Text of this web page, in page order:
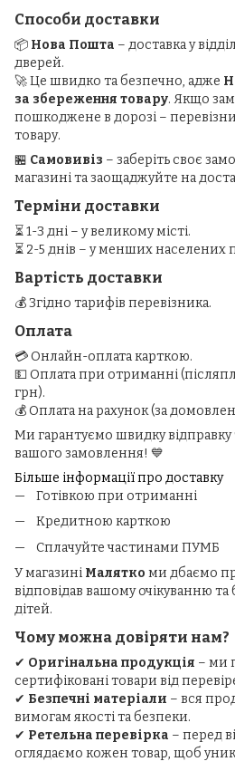
Способи доставки
📦 Нова Пошта – доставка у
дверей.
🚀 Це швидко та безпечно, адже
за збереження товару. Якщо
пошкоджене в дорозі –
товару.
🏪 Самовивіз – заберіть своє
магазині та заощаджуйте на
Терміни доставки
⏳ 1-3 дні – у великому місті.
⏳ 2-5 днів – у менших населених
Вартість доставки
💰 Згідно тарифів перевізника.
Оплата
💳 Онлайн-оплата карткою.
💵 Оплата при отриманні
грн).
💰 Оплата на рахунок (за
Ми гарантуємо швидку відправку
вашого замовлення! 💙
Більше інформації про доставку
Готівкою при отриманні
Кредитною карткою
Сплачуйте частинами ПУМБ
У магазині Малятко ми дбаємо
відповідав вашому очікуванню
дітей.
Чому можна довіряти нам?
✔ Оригінальна продукція – ми
сертифіковані товари від
✔ Безпечні матеріали – вся
вимогам якості та безпеки.
✔ Ретельна перевірка – перед
оглядаємо кожен товар, щоб